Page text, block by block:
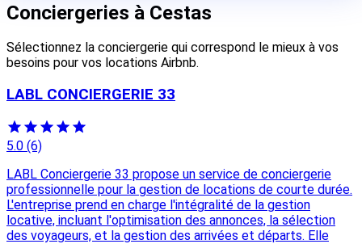
Conciergeries à Cestas
Sélectionnez la conciergerie qui correspond le mieux à vos
besoins pour vos locations Airbnb.
LABL CONCIERGERIE 33
5.0 (6)
LABL Conciergerie 33 propose un service de conciergerie
professionnelle pour la gestion de locations de courte durée.
L'entreprise prend en charge l'intégralité de la gestion
locative, incluant l'optimisation des annonces, la sélection
des voyageurs, et la gestion des arrivées et départs. Elle